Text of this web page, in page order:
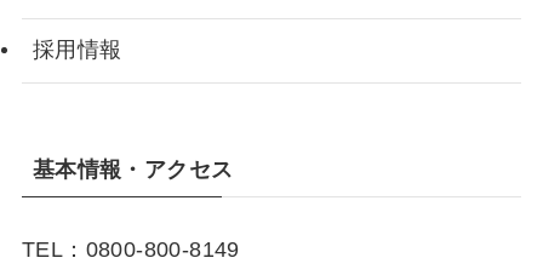
採用情報
基本情報・アクセス
TEL：0800-800-8149